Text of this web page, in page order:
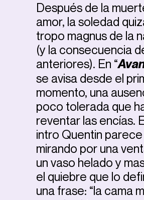
Después de la
amor, la soledad
tropo magnus de la
(y la consecuencia
anteriores). En “
se avisa desde el
momento, una
poco tolerada que
reventar las encías.
intro Quentin
mirando por una
un vaso helado y
el quiebre que lo
una frase: “la cama